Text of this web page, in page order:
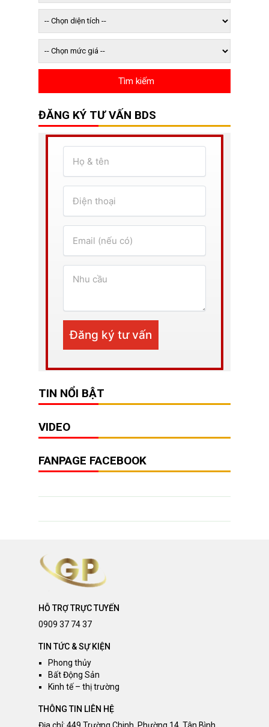
ĐĂNG KÝ TƯ VẤN BDS
TIN NỔI BẬT
VIDEO
FANPAGE FACEBOOK
HỖ TRỢ TRỰC TUYẾN
0909 37 74 37
TIN TỨC & SỰ KIỆN
Phong thủy
Bất Động Sản
Kinh tế – thị trường
THÔNG TIN LIÊN HỆ
Địa chỉ: 449 Trường Chinh, Phường 14, Tân Bình